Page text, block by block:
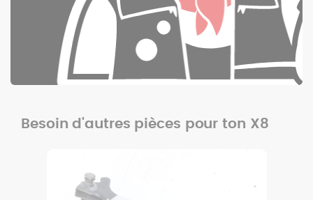
Besoin d'autres pièces pour ton X8